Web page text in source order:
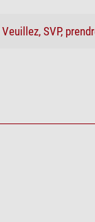
Veuillez, SVP,